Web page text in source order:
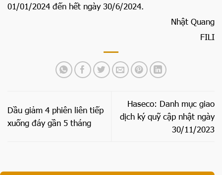
01/01/2024 đến hết ngày 30/6/2024.
Nhật Quang
FILI
Dầu giảm 4 phiên liên tiếp
xuống đáy gần 5 tháng
Haseco: Danh mục giao
dịch ký quỹ cập nhật ngày
30/11/2023